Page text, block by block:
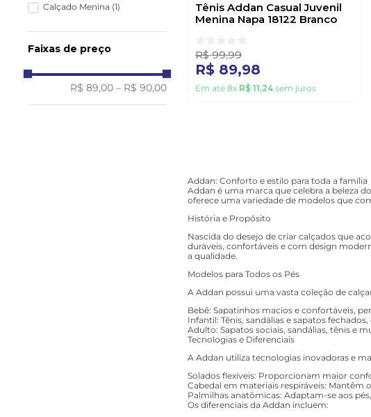
Calçado Menina (1)
Faixas de preço
R$ 89,00 – R$ 90,00
Tênis Addan Casual Juvenil
Menina Napa 18122 Branco
R$ 99,99
R$ 89,98
Em até 8x R$ 11,24sem juros
Addan: Conforto e estilo para toda a família
Addan é uma marca que celebra a beleza
oferece uma variedade de modelos que
História e Propósito
Nascida do desejo de criar calçados que
duráveis, confortáveis e com design
a qualidade.
Modelos para Todos os Pés
A Addan possui uma vasta coleção de
Bebê: Sapatinhos macios e confortáveis,
Infantil: Tênis, sandálias e sapatos
Adulto: Sapatos sociais, sandálias, tênis e
Tecnologias e Diferenciais
A Addan utiliza tecnologias inovadoras e
Solados flexíveis: Proporcionam maior
Cabedal em materiais respiráveis: Mantêm
Palmilhas anatômicas: Adaptam-se aos
Os diferenciais da Addan incluem: